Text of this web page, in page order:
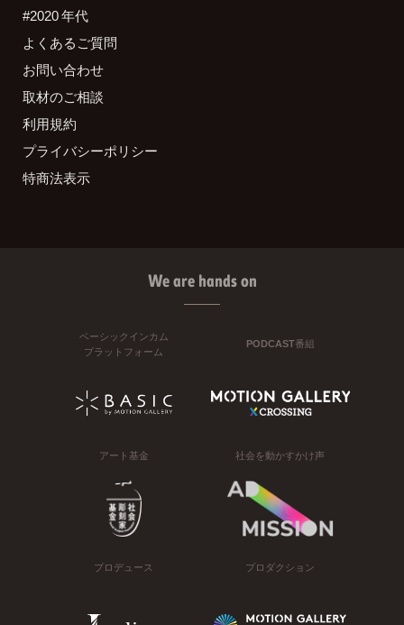
#2020 年代
よくあるご質問
お問い合わせ
取材のご相談
利用規約
プライバシーポリシー
特商法表示
We are hands on
ベーシックインカム
プラットフォーム
PODCAST番組
アート基金 社会を動かすかけ声
プロデュース プロダクション